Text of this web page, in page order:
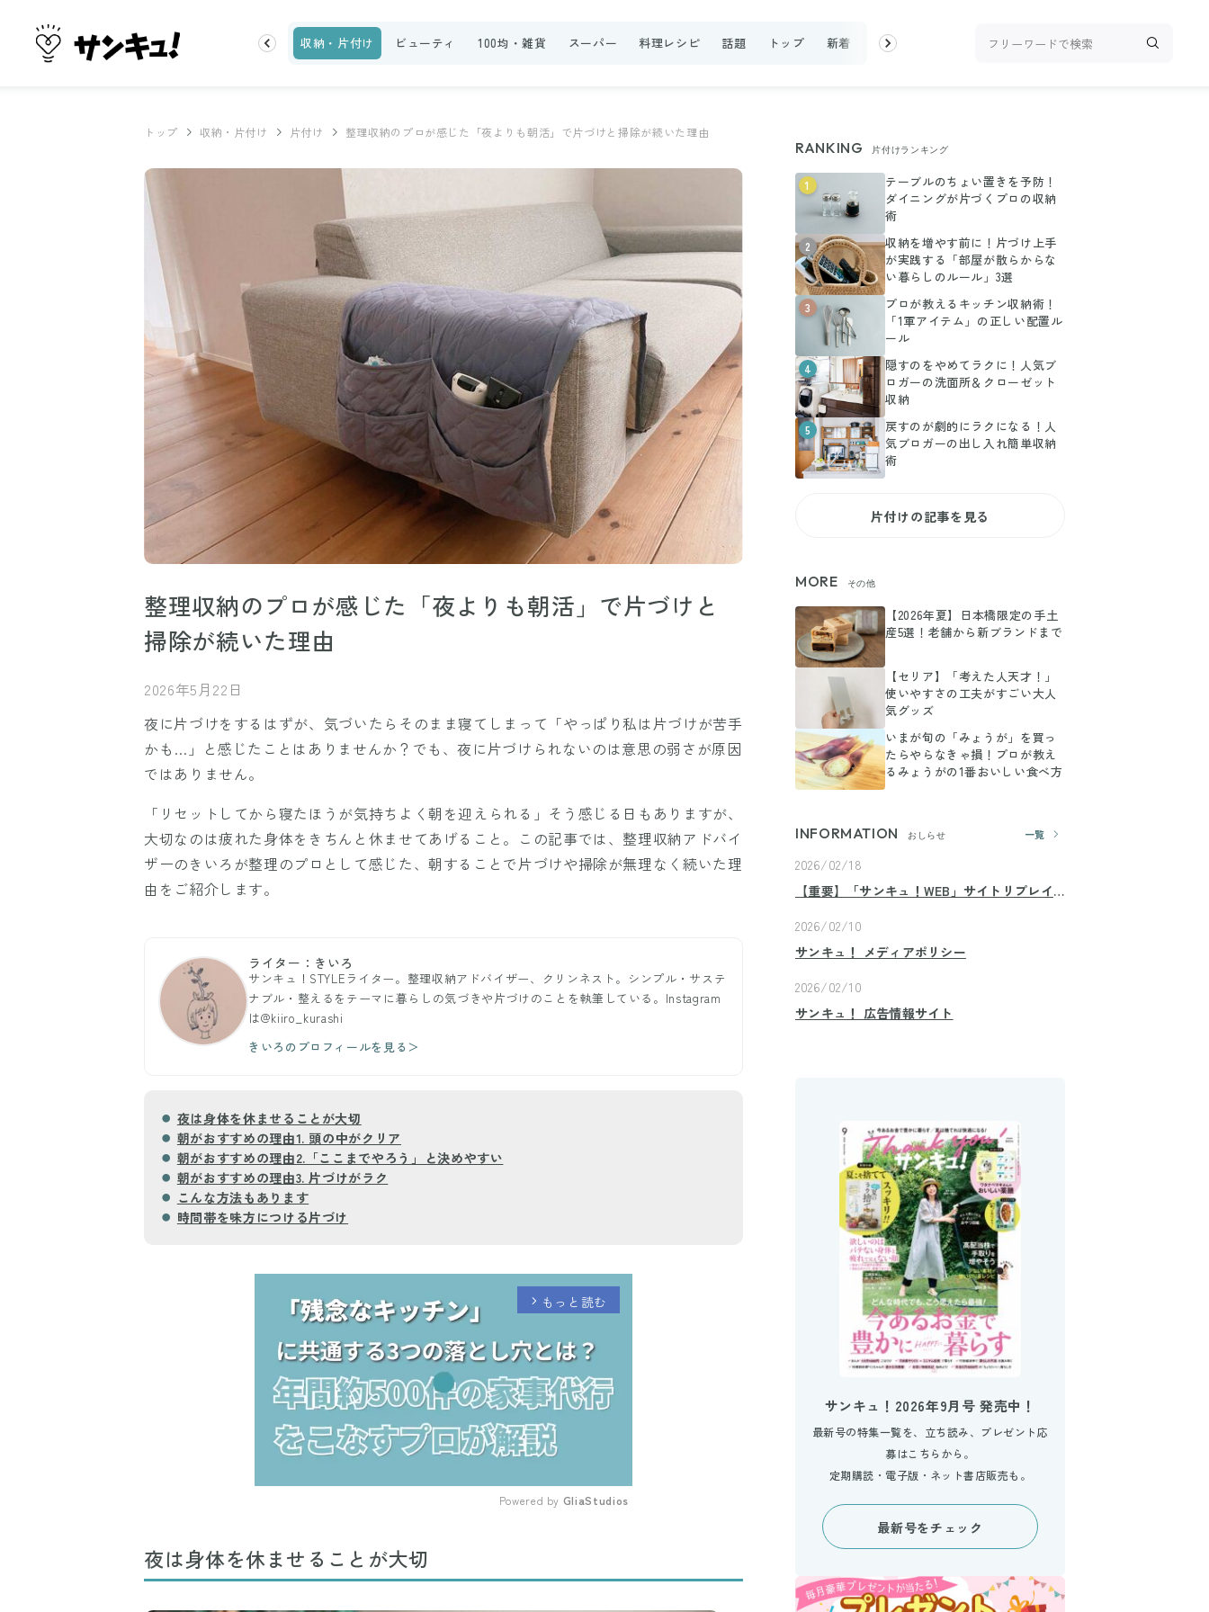
新着 ランキング 家事テク 収納・片付け ビューティ 100均・雑貨 スーパー 料理レシピ 話題 トップ 新着 ランキング 家事テク 収納・片付け
トップ 収納・片付け 片付け 整理収納のプロが感じた「夜よりも朝活」で片づけと掃除が続いた理由
整理収納のプロが感じた「夜よりも朝活」で片づけと
掃除が続いた理由
2026年5月22日
夜に片づけをするはずが、気づいたらそのまま寝てしまって「やっぱり私は片づけが苦手
かも…」と感じたことはありませんか？でも、夜に片づけられないのは意思の弱さが原因
ではありません。
「リセットしてから寝たほうが気持ちよく朝を迎えられる」そう感じる日もありますが、
大切なのは疲れた身体をきちんと休ませてあげること。この記事では、整理収納アドバイ
ザーのきいろが整理のプロとして感じた、朝することで片づけや掃除が無理なく続いた理
由をご紹介します。
ライター：きいろ
サンキュ！STYLEライター。整理収納アドバイザー、クリンネスト。シンプル・サステ
ナブル・整えるをテーマに暮らしの気づきや片づけのことを執筆している。Instagram
は@kiiro_kurashi
きいろのプロフィールを見る＞
夜は身体を休ませることが大切
朝がおすすめの理由1. 頭の中がクリア
朝がおすすめの理由2.「ここまでやろう」と決めやすい
朝がおすすめの理由3. 片づけがラク
こんな方法もあります
時間帯を味方につける片づけ
Powered by GliaStudios
夜は身体を休ませることが大切
RANKING 片付けランキング
1
テーブルのちょい置きを予防！
ダイニングが片づくプロの収納
術
2
収納を増やす前に！片づけ上手
が実践する「部屋が散らからな
い暮らしのルール」3選
3
プロが教えるキッチン収納術！
「1軍アイテム」の正しい配置ル
ール
4
隠すのをやめてラクに！人気ブ
ロガーの洗面所＆クローゼット
収納
5
戻すのが劇的にラクになる！人
気ブロガーの出し入れ簡単収納
術
片付けの記事を見る
MORE その他
【2026年夏】日本橋限定の手土
産5選！老舗から新ブランドまで
【セリア】「考えた人天才！」
使いやすさの工夫がすごい大人
気グッズ
いまが旬の「みょうが」を買っ
たらやらなきゃ損！プロが教え
るみょうがの1番おいしい食べ方
INFORMATION おしらせ 一覧
2026/02/18
【重要】「サンキュ！WEB」サイトリプレイ
2026/02/10
サンキュ！ メディアポリシー
2026/02/10
サンキュ！ 広告情報サイト
サンキュ！2026年9月号 発売中！
最新号の特集一覧を、立ち読み、プレゼント応
募はこちらから。
定期購読・電子版・ネット書店販売も。
最新号をチェック